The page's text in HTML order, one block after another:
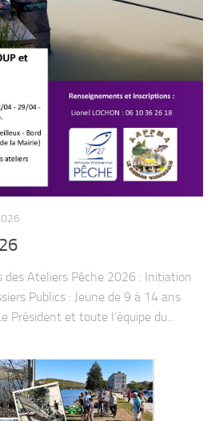
des Ateliers Pêche 2026 : Initiation
Publics : Jeune de 9 à 14 ans
Président et toute l’équipe du...